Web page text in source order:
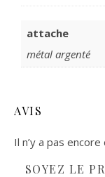
attache
métal argenté
AVIS
Il n’y a pas encore
SOYEZ LE